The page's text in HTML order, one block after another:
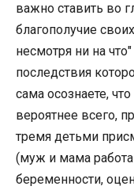
важно ставить во
благополучие
несмотря ни на
последствия
сама осознаете,
вероятнее всего,
тремя детьми
(муж и мама
беременности,